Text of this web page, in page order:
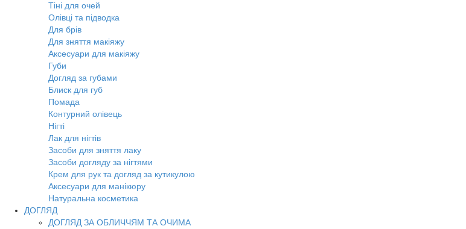
Тіні для очей
Олівці та підводка
Для брів
Для зняття макіяжу
Аксесуари для макіяжу
Губи
Догляд за губами
Блиск для губ
Помада
Контурний олівець
Нігті
Лак для нігтів
Засоби для зняття лаку
Засоби догляду за нігтями
Крем для рук та догляд за кутикулою
Аксесуари для манікюру
Натуральна косметика
ДОГЛЯД
ДОГЛЯД ЗА ОБЛИЧЧЯМ ТА ОЧИМА